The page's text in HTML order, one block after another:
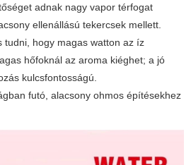
adnak nagy vapor térfogat
ellenállású tekercsek mellett.
tudni, hogy magas watton az íz
hőfoknál az aroma kiéghet; a jó
kulcsfontosságú.
futó, alacsony ohmos építésekhez